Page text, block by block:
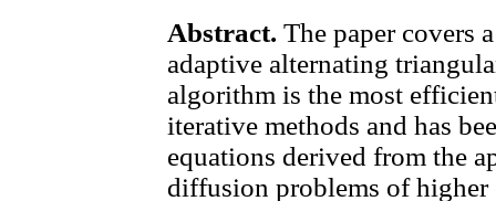
Abstract. The paper covers
adaptive alternating
algorithm is the most
iterative methods and has
equations derived from the
diffusion problems of higher